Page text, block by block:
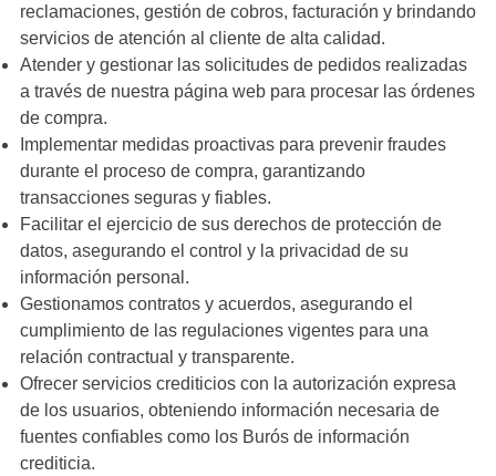
reclamaciones, gestión de cobros, facturación y brindando
servicios de atención al cliente de alta calidad.
Atender y gestionar las solicitudes de pedidos realizadas
a través de nuestra página web para procesar las órdenes
de compra.
Implementar medidas proactivas para prevenir fraudes
durante el proceso de compra, garantizando
transacciones seguras y fiables.
Facilitar el ejercicio de sus derechos de protección de
datos, asegurando el control y la privacidad de su
información personal.
Gestionamos contratos y acuerdos, asegurando el
cumplimiento de las regulaciones vigentes para una
relación contractual y transparente.
Ofrecer servicios crediticios con la autorización expresa
de los usuarios, obteniendo información necesaria de
fuentes confiables como los Burós de información
crediticia.